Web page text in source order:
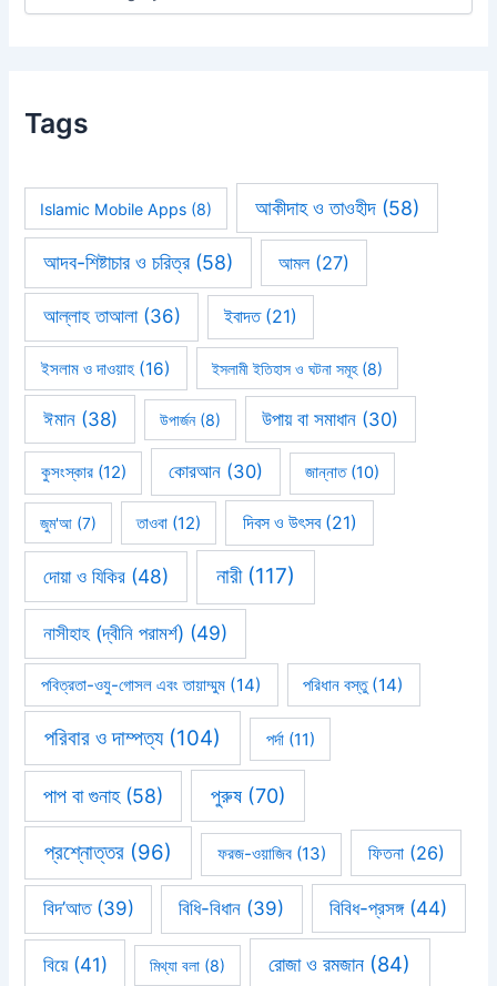
Tags
Islamic Mobile Apps (8) আকীদাহ ও তাওহীদ(58)
আদব-শিষ্টাচার ও চরিত্র(58) আমল(27)
আল্লাহ তাআলা(36) ইবাদত(21)
ইসলাম ও দাওয়াহ (16) ইসলামী ইতিহাস ও ঘটনা সমূহ(8)
ঈমান(38) উপার্জন(8) উপায় বা সমাধান (30)
কুসংস্কার(12) কোরআন (30) জান্নাত(10)
জুম'আ (7) তাওবা (12) দিবস ও উৎসব(21)
দোয়া ও যিকির (48) নারী(117)
নাসীহাহ (দ্বীনি পরামর্শ) (49)
পবিত্রতা-ওযু-গোসল এবং তায়াম্মুম (14) পরিধান বস্তু(14)
পরিবার ও দাম্পত্য(104) পর্দা(11)
পাপ বা গুনাহ(58) পুরুষ(70)
প্রশ্নোত্তর (96) ফরজ-ওয়াজিব(13) ফিতনা(26)
বিদ’আত(39) বিধি-বিধান (39) বিবিধ-প্রসঙ্গ(44)
বিয়ে(41) মিথ্যা বলা(8) রোজা ও রমজান (84)